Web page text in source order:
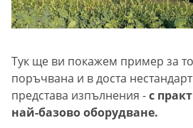
Тук ще ви покажем пример за
поръчвана и в доста
представа изпълнения -с
най-базово оборудване.